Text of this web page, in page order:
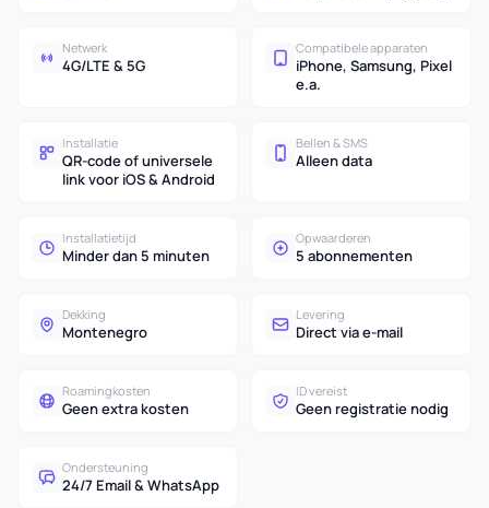
Netwerk
4G/LTE & 5G
Compatibele apparaten
iPhone, Samsung, Pixel
e.a.
Installatie
QR-code of universele
link voor iOS & Android
Bellen & SMS
Alleen data
Installatietijd
Minder dan 5 minuten
Opwaarderen
5 abonnementen
Dekking
Montenegro
Levering
Direct via e-mail
Roamingkosten
Geen extra kosten
ID vereist
Geen registratie nodig
Ondersteuning
24/7 Email & WhatsApp